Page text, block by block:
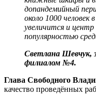
допандемийный
около 1000 человек
увеличится и
популярностью
Светлана Шевчук,
филиалом №4.
Глава Свободного
качество проведённых